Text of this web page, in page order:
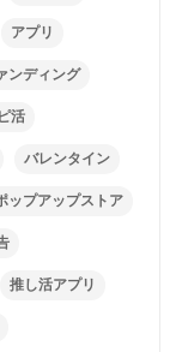
アプリ
ンディング
活
バレンタイン
ップアップストア
推し活アプリ